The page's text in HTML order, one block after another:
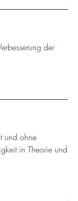
der
und ohne
in Theorie und